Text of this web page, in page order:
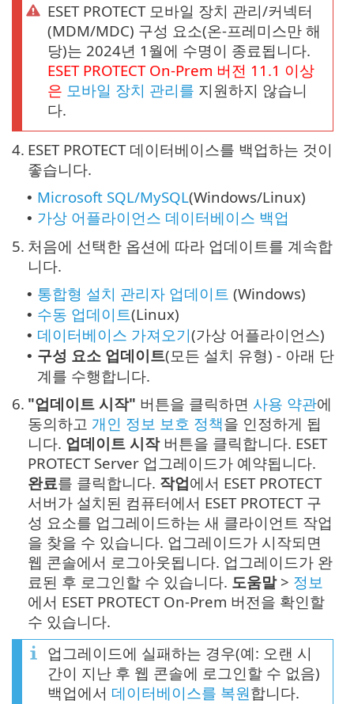
ESET PROTECT 모바일 장치 관리/커넥터
(MDM/MDC) 구성 요소(온-프레미스만 해
당)는 2024년 1월에 수명이 종료됩니다.
ESET PROTECT On-Prem 버전 11.1 이상
은 모바일 장치 관리를 지원하지 않습니
다.
4. ESET PROTECT 데이터베이스를 백업하는 것이
좋습니다.
• Microsoft SQL/MySQL(Windows/Linux)
• 가상 어플라이언스 데이터베이스 백업
5. 처음에 선택한 옵션에 따라 업데이트를 계속합
니다.
• 통합형 설치 관리자 업데이트 (Windows)
• 수동 업데이트(Linux)
• 데이터베이스 가져오기(가상 어플라이언스)
• 구성 요소 업데이트(모든 설치 유형) - 아래 단
계를 수행합니다.
6. "업데이트 시작" 버튼을 클릭하면 사용 약관에
동의하고 개인 정보 보호 정책을 인정하게 됩
니다. 업데이트 시작버튼을 클릭합니다. ESET
PROTECT Server 업그레이드가 예약됩니다.
완료를 클릭합니다. 작업에서 ESET PROTECT
서버가 설치된 컴퓨터에서 ESET PROTECT 구
성 요소를 업그레이드하는 새 클라이언트 작업
을 찾을 수 있습니다. 업그레이드가 시작되면
웹 콘솔에서 로그아웃됩니다. 업그레이드가 완
료된 후 로그인할 수 있습니다. 도움말> 정보
에서 ESET PROTECT On-Prem 버전을 확인할
수 있습니다.
업그레이드에 실패하는 경우(예: 오랜 시
간이 지난 후 웹 콘솔에 로그인할 수 없음)
백업에서 데이터베이스를 복원합니다.